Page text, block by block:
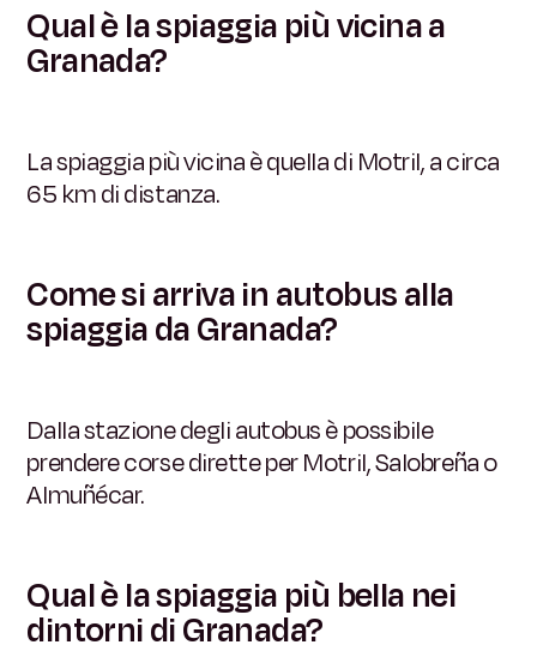
Qual è la spiaggia più vicina a
Granada?
La spiaggia più vicina è quella di Motril, a circa
65 km di distanza.
Come si arriva in autobus alla
spiaggia da Granada?
Dalla stazione degli autobus è possibile
prendere corse dirette per Motril, Salobreña o
Almuñécar.
Qual è la spiaggia più bella nei
dintorni di Granada?